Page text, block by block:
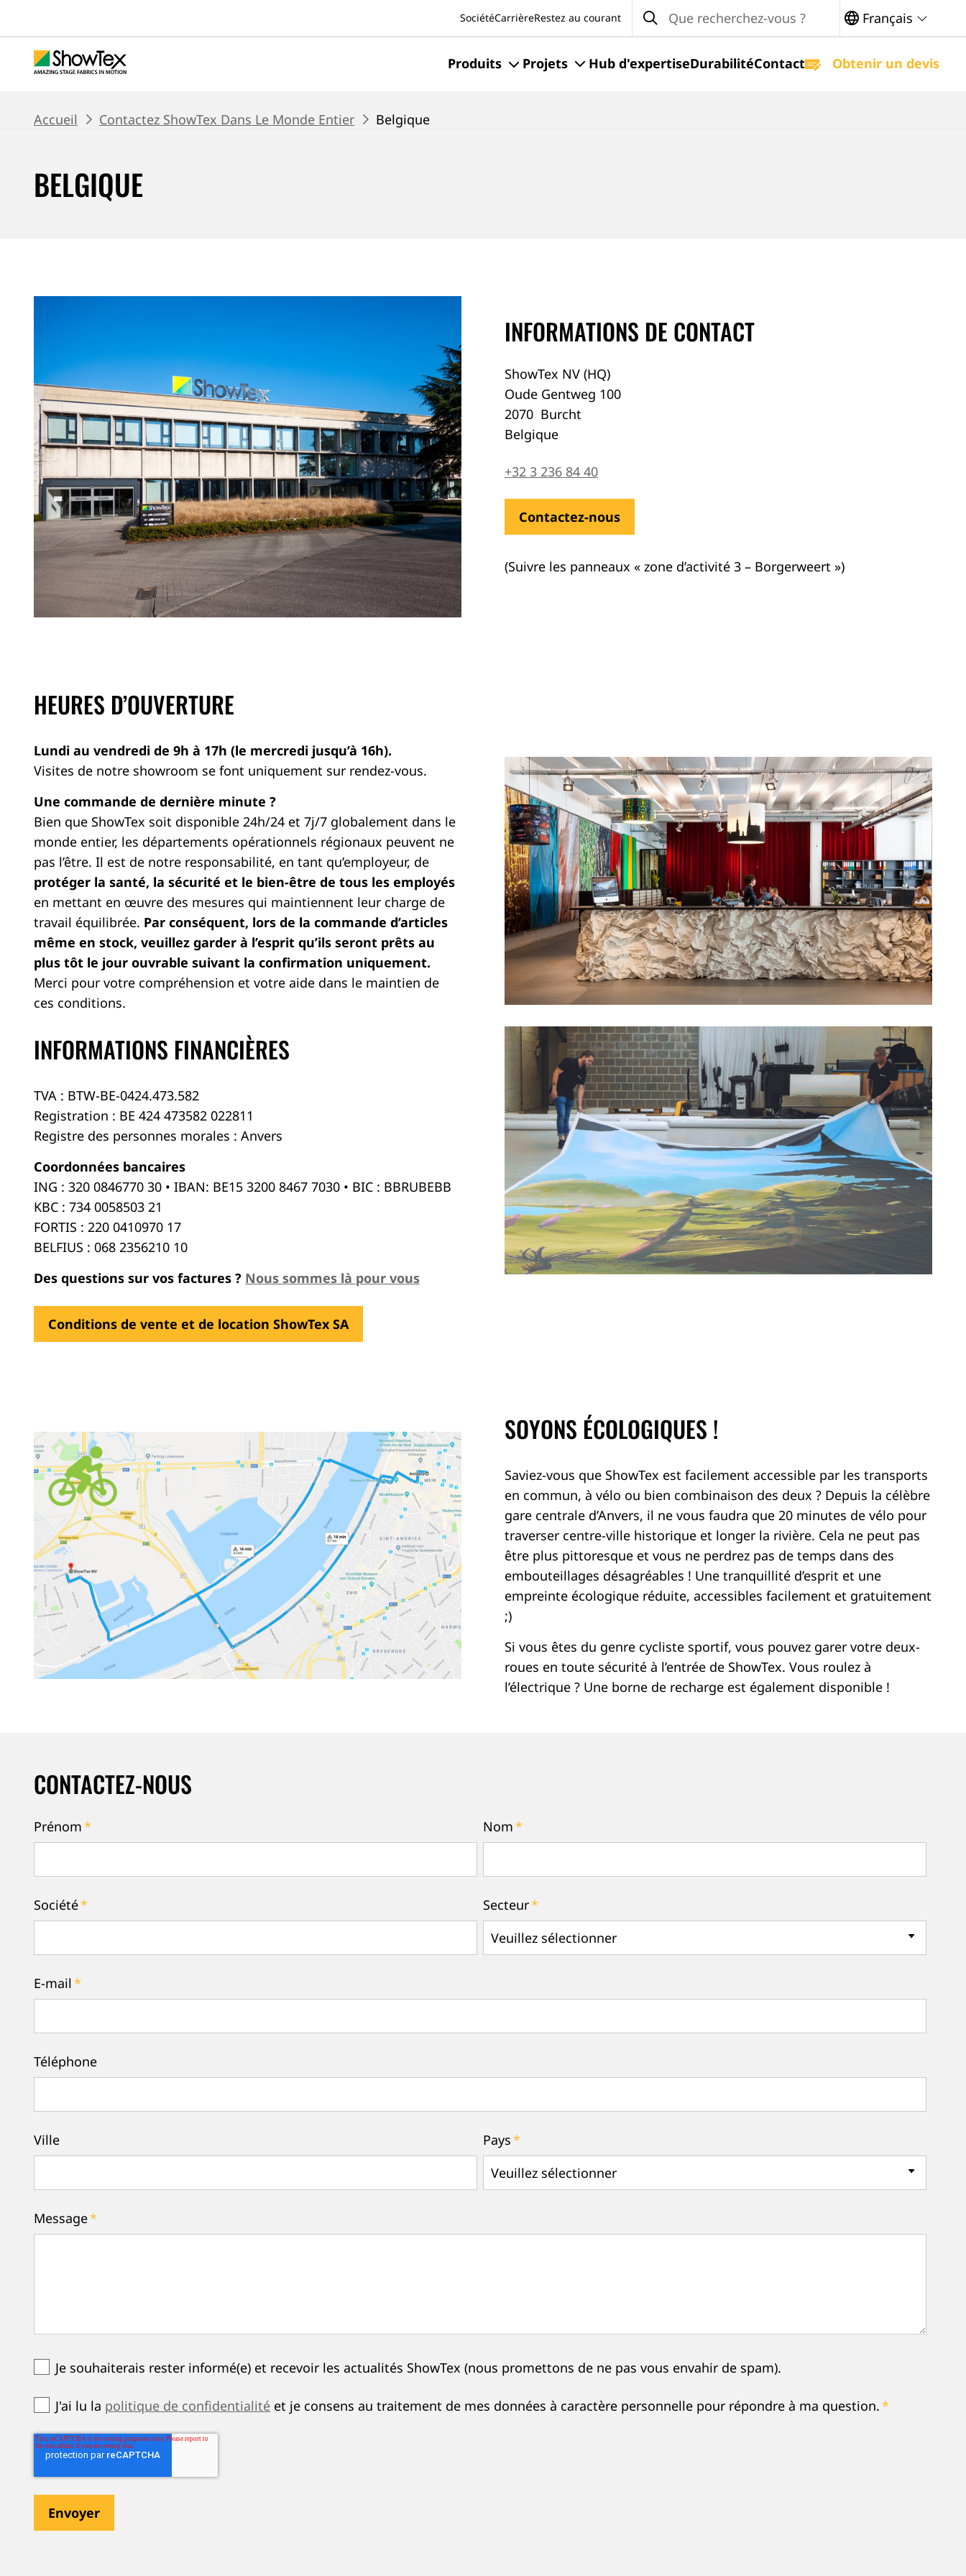
contenu
principal
Français
Search
Produits Projets Hub d'expertiseDurabilitéContact Obtenir un devis
SociétéCarrièreRestez au courant
BREADCRUMB
Accueil Contactez ShowTex Dans Le Monde Entier Belgique
BELGIQUE
INFORMATIONS DE CONTACT
ShowTex NV (HQ)
Oude Gentweg 100
2070 Burcht
Belgique
+32 3 236 84 40
Contactez-nous
(Suivre les panneaux « zone d’activité 3 – Borgerweert »)
HEURES D’OUVERTURE
Lundi au vendredi de 9h à 17h (le mercredi jusqu’à 16h).
Visites de notre showroom se font uniquement sur rendez-vous.
Une commande de dernière minute ?
Bien que ShowTex soit disponible 24h/24 et 7j/7 globalement dans le
monde entier, les départements opérationnels régionaux peuvent ne
pas l’être. Il est de notre responsabilité, en tant qu’employeur, de
protéger la santé, la sécurité et le bien-être de tous les employés
en mettant en œuvre des mesures qui maintiennent leur charge de
travail équilibrée. Par conséquent, lors de la commande d’articles
même en stock, veuillez garder à l’esprit qu’ils seront prêts au
plus tôt le jour ouvrable suivant la confirmation uniquement.
Merci pour votre compréhension et votre aide dans le maintien de
ces conditions.
INFORMATIONS FINANCIÈRES
TVA : BTW-BE-0424.473.582
Registration : BE 424 473582 022811
Registre des personnes morales : Anvers
Coordonnées bancaires
ING : 320 0846770 30 • IBAN: BE15 3200 8467 7030 • BIC : BBRUBEBB
KBC : 734 0058503 21
FORTIS : 220 0410970 17
BELFIUS : 068 2356210 10
Des questions sur vos factures ? Nous sommes là pour vous
Conditions de vente et de location ShowTex SA
SOYONS ÉCOLOGIQUES !
Saviez-vous que ShowTex est facilement accessible par les transports
en commun, à vélo ou bien combinaison des deux ? Depuis la célèbre
gare centrale d’Anvers, il ne vous faudra que 20 minutes de vélo pour
traverser centre-ville historique et longer la rivière. Cela ne peut pas
être plus pittoresque et vous ne perdrez pas de temps dans des
embouteillages désagréables ! Une tranquillité d’esprit et une
empreinte écologique réduite, accessibles facilement et gratuitement
;)
Si vous êtes du genre cycliste sportif, vous pouvez garer votre deux-
roues en toute sécurité à l’entrée de ShowTex. Vous roulez à
l’électrique ? Une borne de recharge est également disponible !
CONTACTEZ-NOUS
Prénom* Nom*
Société* Secteur*
E-mail*
Téléphone
Ville Pays*
Message*
Je souhaiterais rester informé(e) et recevoir les actualités ShowTex (nous promettons de ne pas vous envahir de spam).
J'ai lu la politique de confidentialité et je consens au traitement de mes données à caractère personnelle pour répondre à ma question.*